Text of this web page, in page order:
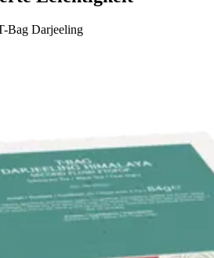
Bag Darjeeling